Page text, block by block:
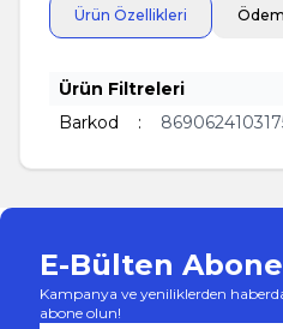
Ürün Özellikleri
Ürün Filtreleri
Barkod
:
E-Bülten
Kampanya ve yeniliklerden
abone olun!